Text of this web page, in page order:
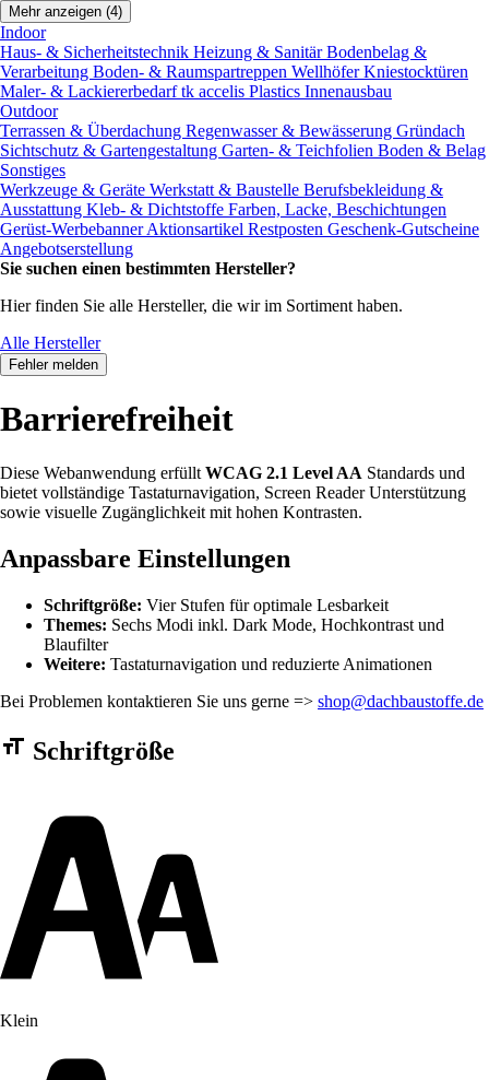
Mehr anzeigen (4)
Indoor
Haus- & Sicherheitstechnik Heizung & SanitärBodenbelag &
Verarbeitung Boden- & Raumspartreppen Wellhöfer Kniestocktüren
Maler- & Lackiererbedarftk accelis Plastics Innenausbau
Outdoor
Terrassen & Überdachung Regenwasser & Bewässerung Gründach
Sichtschutz & Gartengestaltung Garten- & Teichfolien Boden & Belag
Sonstiges
Werkzeuge & Geräte Werkstatt & Baustelle Berufsbekleidung &
Ausstattung Kleb- & Dichtstoffe Farben, Lacke, Beschichtungen
Gerüst-WerbebannerAktionsartikel Restposten Geschenk-Gutscheine
Angebotserstellung
Sie suchen einen bestimmten Hersteller?
Hier finden Sie alle Hersteller, die wir im Sortiment haben.
Alle Hersteller
Fehler melden
Barrierefreiheit
Diese Webanwendung erfüllt WCAG 2.1 Level AA Standards und
bietet vollständige Tastaturnavigation, Screen Reader Unterstützung
sowie visuelle Zugänglichkeit mit hohen Kontrasten.
Anpassbare Einstellungen
Schriftgröße: Vier Stufen für optimale Lesbarkeit
Themes: Sechs Modi inkl. Dark Mode, Hochkontrast und
Blaufilter
Weitere: Tastaturnavigation und reduzierte Animationen
Bei Problemen kontaktieren Sie uns gerne => shop@dachbaustoffe.de
Barrierefreiheit Einstellungen Formular
Schriftgröße
Klein